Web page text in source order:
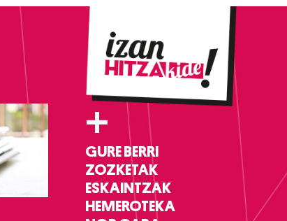
+
GURE BERRI
ZOZKETAK
ESKAINTZAK
HEMEROTEKA